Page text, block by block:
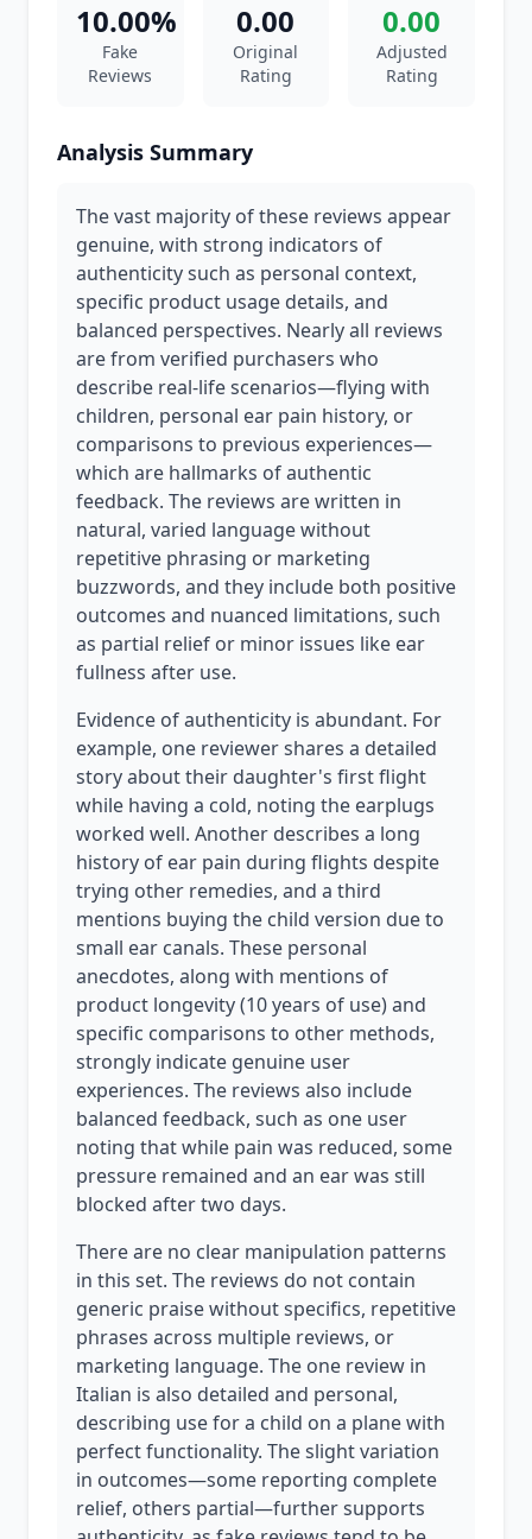
10.00%
Fake
Reviews
0.00
Original
Rating
0.00
Adjusted
Rating
Analysis Summary
The vast majority of these reviews appear
genuine, with strong indicators of
authenticity such as personal context,
specific product usage details, and
balanced perspectives. Nearly all reviews
are from verified purchasers who
describe real-life scenarios—flying with
children, personal ear pain history, or
comparisons to previous experiences—
which are hallmarks of authentic
feedback. The reviews are written in
natural, varied language without
repetitive phrasing or marketing
buzzwords, and they include both positive
outcomes and nuanced limitations, such
as partial relief or minor issues like ear
fullness after use.
Evidence of authenticity is abundant. For
example, one reviewer shares a detailed
story about their daughter's first flight
while having a cold, noting the earplugs
worked well. Another describes a long
history of ear pain during flights despite
trying other remedies, and a third
mentions buying the child version due to
small ear canals. These personal
anecdotes, along with mentions of
product longevity (10 years of use) and
specific comparisons to other methods,
strongly indicate genuine user
experiences. The reviews also include
balanced feedback, such as one user
noting that while pain was reduced, some
pressure remained and an ear was still
blocked after two days.
There are no clear manipulation patterns
in this set. The reviews do not contain
generic praise without specifics, repetitive
phrases across multiple reviews, or
marketing language. The one review in
Italian is also detailed and personal,
describing use for a child on a plane with
perfect functionality. The slight variation
in outcomes—some reporting complete
relief, others partial—further supports